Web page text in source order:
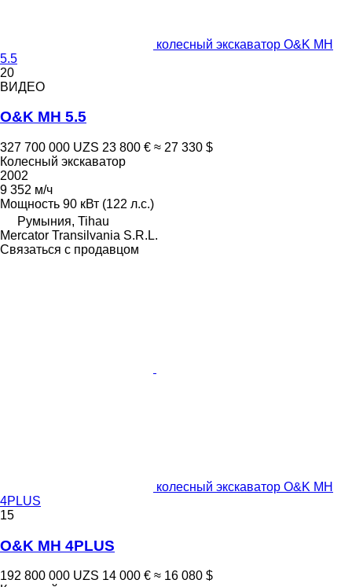
колесный экскаватор O&K MH
5.5
20
ВИДЕО
O&K MH 5.5
327 700 000 UZS 23 800 € ≈ 27 330 $
Колесный экскаватор
2002
9 352 м/ч
Мощность 90 кВт (122 л.с.)
Румыния, Tihau
Mercator Transilvania S.R.L.
Связаться с продавцом
колесный экскаватор O&K MH
4PLUS
15
O&K MH 4PLUS
192 800 000 UZS 14 000 € ≈ 16 080 $